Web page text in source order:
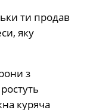
ти продав
яку
з
куряча